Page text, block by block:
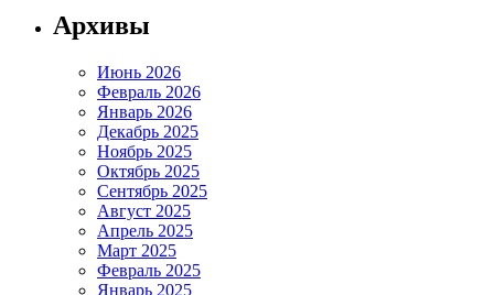
Архивы
Июнь 2026
Февраль 2026
Январь 2026
Декабрь 2025
Ноябрь 2025
Октябрь 2025
Сентябрь 2025
Август 2025
Апрель 2025
Март 2025
Февраль 2025
Январь 2025